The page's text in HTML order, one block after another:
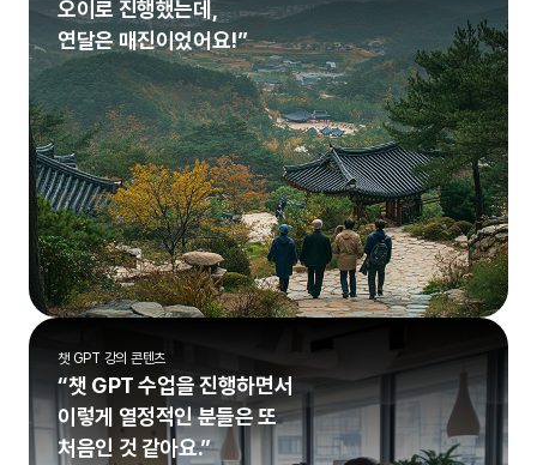
오이로 진행했는데,
연달은 매진이었어요!”
챗 GPT 강의 콘텐츠
“챗 GPT 수업을 진행하면서
이렇게 열정적인 분들은 또
처음인 것 같아요.”